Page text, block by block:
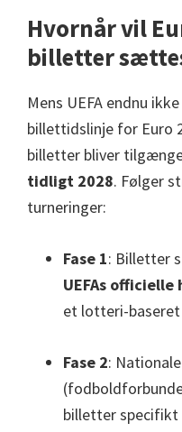
Hvornår vil
billetter
Mens UEFA endnu
billettidslinje for Euro
billetter bliver
tidligt 2028. Følger
turneringer:
Fase 1: Billetter
UEFAs officielle
et lotteri-
Fase 2:
billetter specifikt